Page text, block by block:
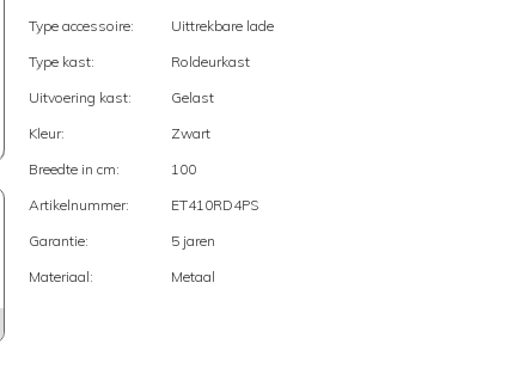
Type accessoire:
Uittrekbare lade
Type kast:
Roldeurkast
Uitvoering kast:
Gelast
Kleur:
Zwart
Breedte in cm:
100
Artikelnummer:
ET410RD4PS
Garantie:
5 jaren
Materiaal:
Metaal